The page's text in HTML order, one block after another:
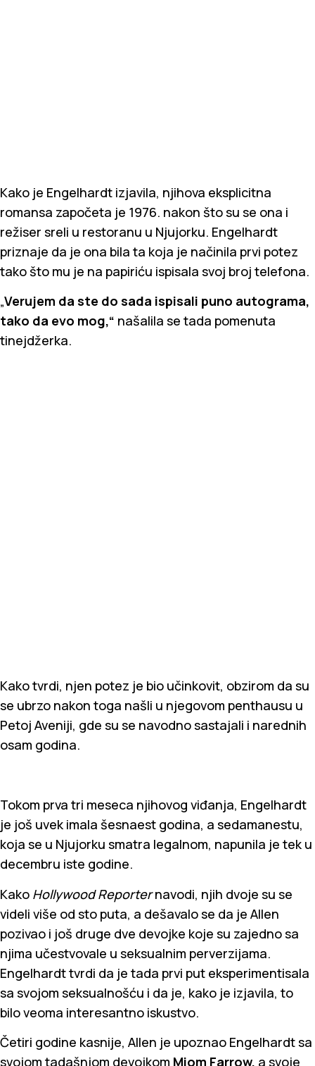
Kako je Engelhardt izjavila, njihova eksplicitna
romansa započeta je 1976. nakon što su se ona i
režiser sreli u restoranu u Njujorku. Engelhardt
priznaje da je ona bila ta koja je načinila prvi potez
tako što mu je na papiriću ispisala svoj broj telefona.
„Verujem da ste do sada ispisali puno autograma,
tako da evo mog,“ našalila se tada pomenuta
tinejdžerka.
Kako tvrdi, njen potez je bio učinkovit, obzirom da su
se ubrzo nakon toga našli u njegovom penthausu u
Petoj Aveniji, gde su se navodno sastajali i narednih
osam godina.
Tokom prva tri meseca njihovog viđanja, Engelhardt
je još uvek imala šesnaest godina, a sedamanestu,
koja se u Njujorku smatra legalnom, napunila je tek u
decembru iste godine.
Kako Hollywood Reporternavodi, njih dvoje su se
videli više od sto puta, a dešavalo se da je Allen
pozivao i još druge dve devojke koje su zajedno sa
njima učestvovale u seksualnim perverzijama.
Engelhardt tvrdi da je tada prvi put eksperimentisala
sa svojom seksualnošću i da je, kako je izjavila, to
bilo veoma interesantno iskustvo.
Četiri godine kasnije, Allen je upoznao Engelhardt sa
svojom tadašnjom devojkom Miom Farrow, a svoje